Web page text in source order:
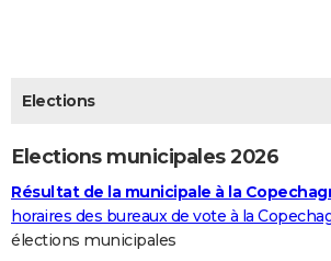
CARTE DE VOEUX
Carte de Noël
Carte Bonne année
Carte Saint-Valentin
Carte Pâques
Carte d'anniversaire
DICTIONNAIRE
Dictionnaire
Biographies
Citations
Expressions
Proverbes
PROGRAMME TV
Elections
Elections municipales 2026
Résultat de la municipale à la
horaires des bureaux de vote à la
élections municipales